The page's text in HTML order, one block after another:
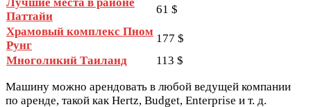
Паттайи
61 $
Храмовый комплекс Пном
Рунг
177 $
Многоликий Таиланд
113 $
Машину можно арендовать в любой ведущей компании
по аренде, такой как Hertz, Budget, Enterprise и т. д.